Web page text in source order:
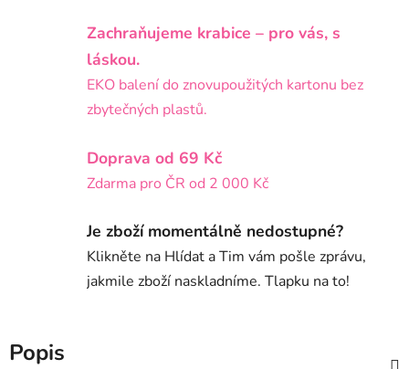
Zachraňujeme krabice – pro vás, s
láskou.
EKO balení do znovupoužitých kartonu bez
zbytečných plastů.
Doprava od 69 Kč
Zdarma pro ČR od 2 000 Kč
Je zboží momentálně nedostupné?
Klikněte na Hlídat a Tim vám pošle zprávu,
jakmile zboží naskladníme. Tlapku na to!
Popis